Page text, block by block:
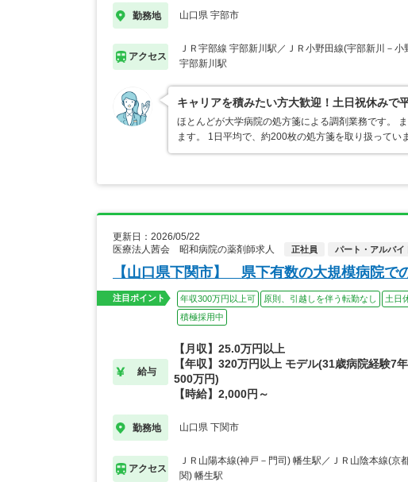
勤務地 山口県 宇部市
アクセス
ＪＲ宇部線 宇部新川駅／ＪＲ小野田線(宇部新川－小
宇部新川駅
キャリアを積みたい方大歓迎！土日祝休みで
ほとんどが大学病院の処方箋による調剤業務です。
ます。 1日平均で、約200枚の処方箋を取り扱っていま
更新日：2026/05/22
医療法人茜会 昭和病院の薬剤師求人
正社員 パート・アルバイ
【山口県下関市】 県下有数の大規模病院で
注目ポイント 年収300万円以上可 原則、引越しを伴う転勤なし 土日
積極採用中
給与
【月収】25.0万円以上
【年収】320万円以上 モデル(31歳病院経験7年
500万円)
【時給】2,000円～
勤務地 山口県 下関市
アクセス
ＪＲ山陽本線(神戸－門司) 幡生駅／ＪＲ山陰本線(京
関) 幡生駅